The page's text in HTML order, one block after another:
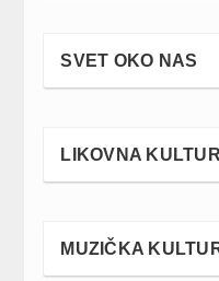
SVET OKO NAS
LIKOVNA
MUZIČKA